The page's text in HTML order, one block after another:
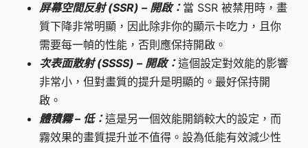
屏幕空間反射 (SSR) – 開啟： 當 SSR 被禁用時，畫
質下降非常明顯，因此除非你的顯示卡吃力，且你
需要每一幀的性能，否則應保持開啟。
次表面散射 (SSSS) – 開啟：這個設定對效能的影響
非常小，但對畫質的提升是明顯的。最好保持開
啟。
體積霧 – 低：這是另一個效能開銷較大的設定，而
霧效果的畫質提升並不值得。設為低能有效減少性